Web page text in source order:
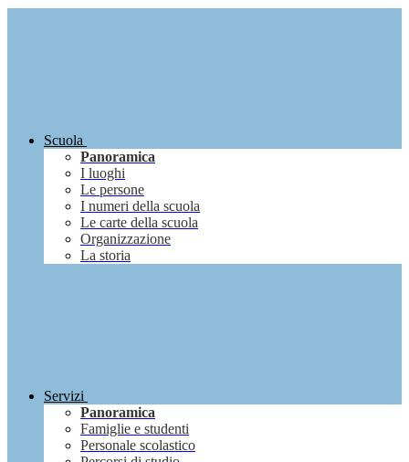
Scuola
Panoramica
I luoghi
Le persone
I numeri della scuola
Le carte della scuola
Organizzazione
La storia
Servizi
Panoramica
Famiglie e studenti
Personale scolastico